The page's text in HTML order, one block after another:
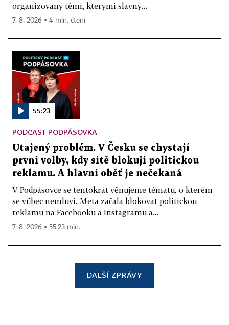
organizovaný těmi, kterými slavný...
7. 8. 2026 ▪ 4 min. čtení
55:23
PODCAST PODPÁSOVKA
Utajený problém. V Česku se chystají
první volby, kdy sítě blokují politickou
reklamu. A hlavní oběť je nečekaná
V Podpásovce se tentokrát věnujeme tématu, o kterém
se vůbec nemluví. Meta začala blokovat politickou
reklamu na Facebooku a Instagramu a...
7. 8. 2026 ▪ 55:23 min.
DALŠÍ ZPRÁVY